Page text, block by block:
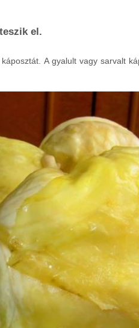
el.
A gyalult vagy sarvalt